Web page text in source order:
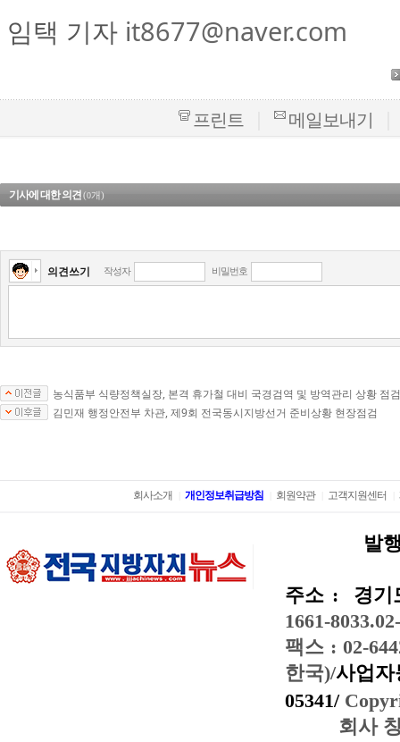
임택 기자 it8677@naver.com
프린트 메일보내기
기사에 대한 의견(0개)
의견쓰기 작성자 비밀번호
농식품부 식량정책실장, 본격 휴가철 대비 국경검역 및 방역관리 상황 점검
김민재 행정안전부 차관, 제9회 전국동시지방선거 준비상황 현장점검
회사소개 개인정보취급방침 회원약관 고객지원센터
발
주소 :
경기
1661-
팩스 : 02-
한국)/사업
05341/
회사 창간